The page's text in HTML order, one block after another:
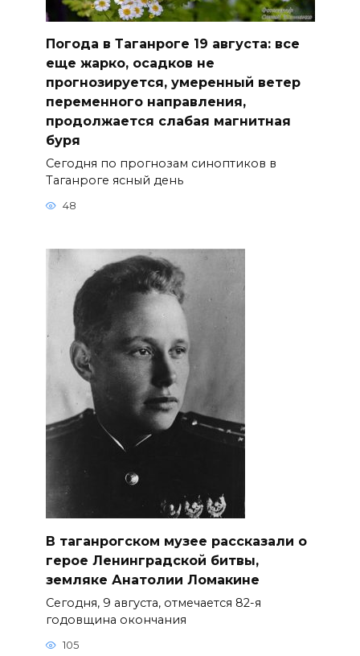
Погода в Таганроге 19 августа: все
еще жарко, осадков не
прогнозируется, умеренный ветер
переменного направления,
продолжается слабая магнитная
буря
Сегодня по прогнозам синоптиков в
Таганроге ясный день
48
В таганрогском музее рассказали о
герое Ленинградской битвы,
земляке Анатолии Ломакине
Сегодня, 9 августа, отмечается 82-я
годовщина окончания
105